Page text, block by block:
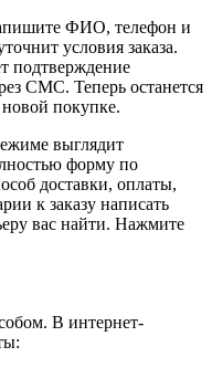
ФИО, телефон и
условия заказа.
подтверждение
СМС. Теперь останется
новой покупке.
выглядит
форму по
доставки, оплаты,
к заказу написать
вас найти. Нажмите
В интернет-